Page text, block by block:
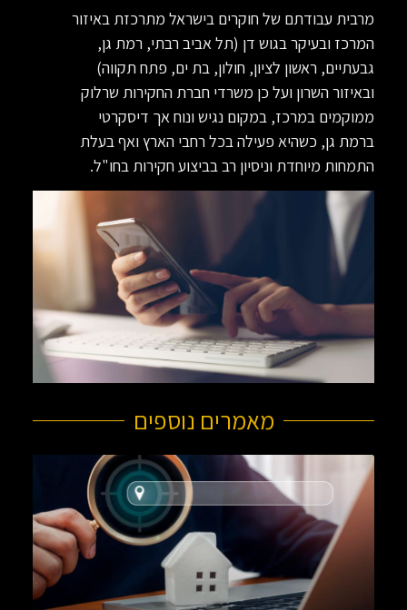
מרבית עבודתם של חוקרים בישראל מתרכזת באיזור
המרכז ובעיקר בגוש דן (תל אביב רבתי, רמת גן,
גבעתיים, ראשון לציון, חולון, בת ים, פתח תקווה)
ובאיזור השרון ועל כן משרדי חברת החקירות שרלוק
ממוקמים במרכז, במקום נגיש ונוח אך דיסקרטי
ברמת גן, כשהיא פעילה בכל רחבי הארץ ואף בעלת
התמחות מיוחדת וניסיון רב בביצוע חקירות בחו"ל.
מאמרים נוספים​